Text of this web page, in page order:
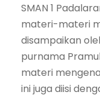
SMAN 1
materi-materi
disampaikan
purnama
materi
ini juga diisi